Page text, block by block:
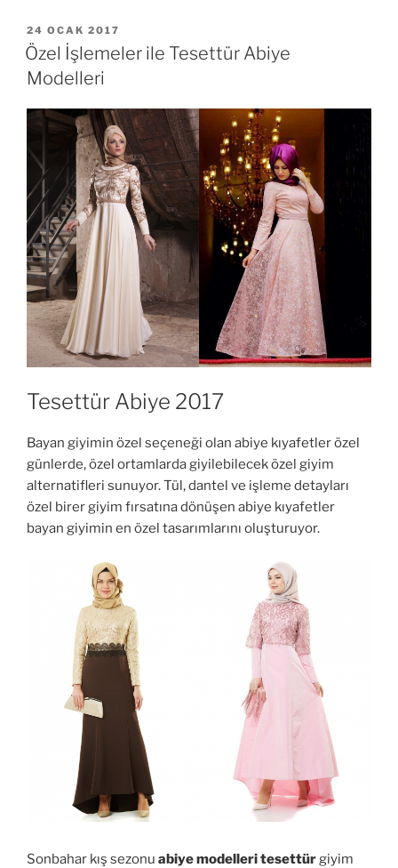
YAYIM
TARIHI
24 OCAK 2017
Özel İşlemeler ile Tesettür Abiye
Modelleri
Tesettür Abiye 2017
Bayan giyimin özel seçeneği olan abiye kıyafetler özel
günlerde, özel ortamlarda giyilebilecek özel giyim
alternatifleri sunuyor. Tül, dantel ve işleme detayları
özel birer giyim fırsatına dönüşen abiye kıyafetler
bayan giyimin en özel tasarımlarını oluşturuyor.
Sonbahar kış sezonu abiye modelleri tesettürgiyim